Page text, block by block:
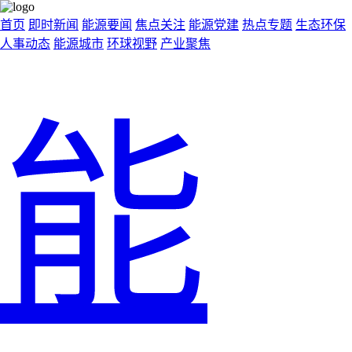
首页 即时新闻 能源要闻 焦点关注 能源党建 热点专题 生态环保
人事动态 能源城市 环球视野 产业聚焦
能